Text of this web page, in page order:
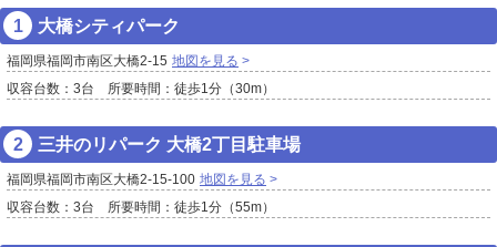
大橋シティパーク
福岡県福岡市南区大橋2-15 地図を見る
収容台数：3台 所要時間：徒歩1分（30m）
三井のリパーク 大橋2丁目駐車場
福岡県福岡市南区大橋2-15-100 地図を見る
収容台数：3台 所要時間：徒歩1分（55m）